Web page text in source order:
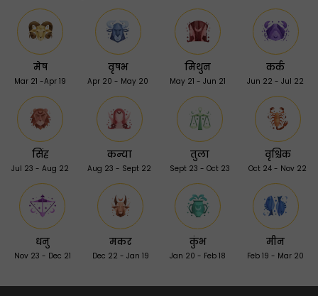
मेष
Mar 21 -Apr 19
वृषभ
Apr 20 - May 20
मिथुन
May 21 - Jun 21
कर्क
Jun 22 - Jul 22
सिंह
Jul 23 - Aug 22
कन्या
Aug 23 - Sept 22
तुला
Sept 23 - Oct 23
वृश्चिक
Oct 24 - Nov 22
धनु
Nov 23 - Dec 21
मकर
Dec 22 - Jan 19
कुंभ
Jan 20 - Feb 18
मीन
Feb 19 - Mar 20